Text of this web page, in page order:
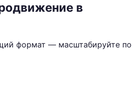
в
формат — масштабируйте по